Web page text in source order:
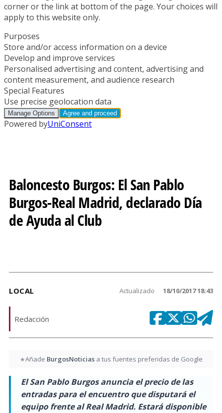
Baloncesto Burgos: El San Pablo
Burgos-Real Madrid, declarado Día
de Ayuda al Club
LOCAL Actualizado 18/10/2017 18:43
Redacción
★Añade BurgosNoticiasa tus fuentes preferidas de Google
El San Pablo Burgos anuncia el precio de las
entradas para el encuentro que disputará el
equipo frente al Real Madrid. Estará disponible